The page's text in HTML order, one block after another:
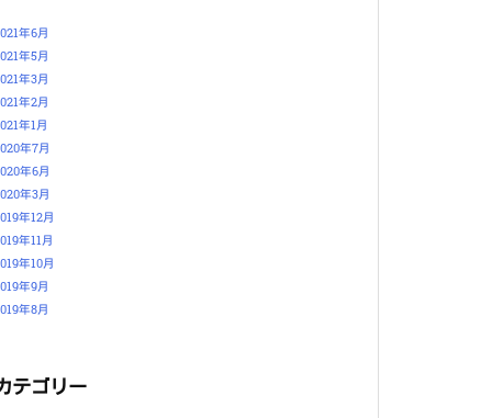
年6月
年5月
年3月
年2月
年1月
年7月
年6月
年3月
年12月
年11月
年10月
年9月
年8月
テゴリー